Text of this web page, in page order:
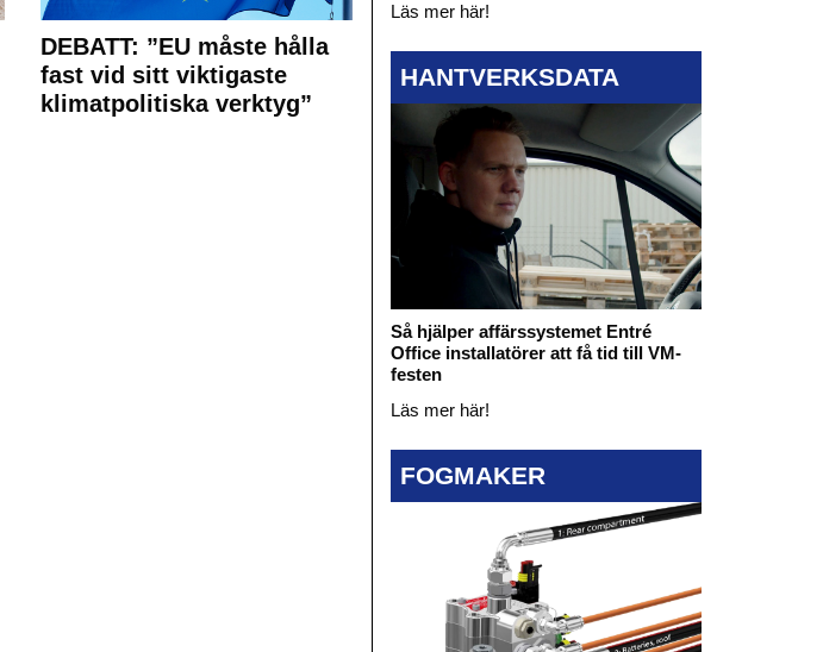
DEBATT: ”EU måste hålla
fast vid sitt viktigaste
klimatpolitiska verktyg”
Läs mer här!
HANTVERKSDATA
Så hjälper affärssystemet Entré
Office installatörer att få tid till VM-
festen
Läs mer här!
FOGMAKER